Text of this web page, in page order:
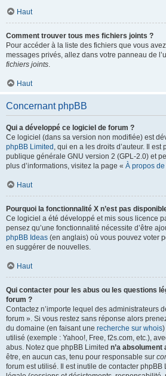
Haut
Comment trouver tous mes fichiers joints ?
Pour accéder à la liste des fichiers que vous
messages privés, allez dans votre panneau de
fichiers joints.
Haut
Concernant phpBB
Qui a développé ce logiciel de forum ?
Ce logiciel (dans sa version non modifiée) est
phpBB Limited , qui en a les droits d’auteur. Il
publique générale GNU version 2 (GPL-2.0) et
plus d’informations, visitez la page « À propos
Haut
Pourquoi la fonctionnalité X n’est pas
Ce logiciel a été développé et mis sous licence
pensez qu’une fonctionnalité nécessite d’être
phpBB Ideas (en anglais) où vous pouvez voter
en suggérer de nouvelles.
Haut
Qui contacter pour les abus ou les questions
forum ?
Contactez n’importe lequel des administrateurs
forum ». Si vous restez sans réponse alors
du domaine (en faisant une recherche sur whois)
utilisé (exemple : Yahoo!, Free, f2s.com, etc.),
abus. Notez que phpBB Limited n’a
être, en aucun cas, tenu pour responsable sur
forum est utilisé. Il est inutile de contacter phpBB